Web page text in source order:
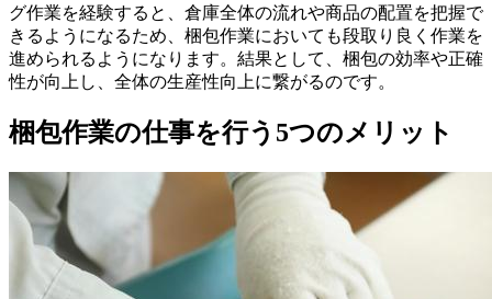
グ作業を経験すると、倉庫全体の流れや商品の配置を把握で
きるようになるため、梱包作業においても段取り良く作業を
進められるようになります。結果として、梱包の効率や正確
性が向上し、全体の生産性向上に繋がるのです。
梱包作業の仕事を行う5つのメリット